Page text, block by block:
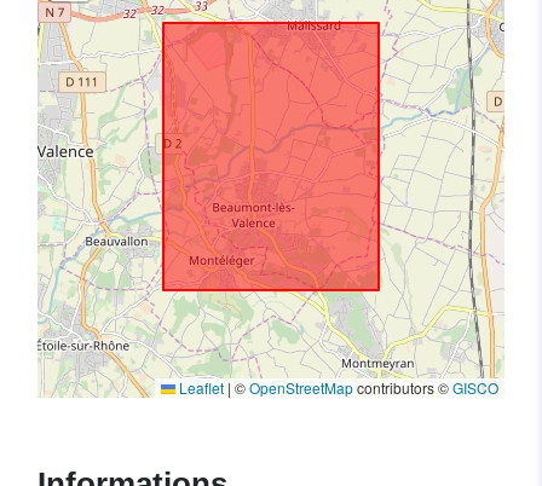
Leaflet | ©OpenStreetMapcontributors ©GISCO